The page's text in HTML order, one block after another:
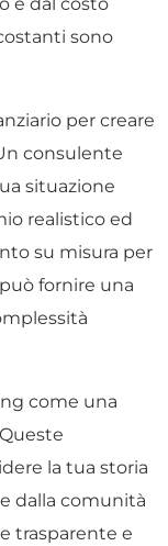
e dal costo
sono
per creare
consulente
situazione
realistico ed
su misura per
fornire una
come una
la tua storia
dalla comunità
trasparente e